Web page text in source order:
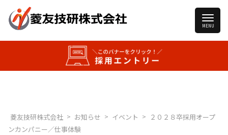
菱友技研株式会社 > お知らせ > イベント > ２０２８卒採用オープ
ンカンパニー／仕事体験